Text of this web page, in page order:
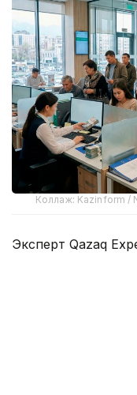
Коллаж: Kazinform /
Эксперт Qazaq